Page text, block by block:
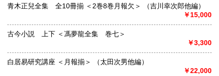
青木正兒全集 全10冊揃 ＜2巻8巻月報欠＞ （吉川幸次郎他編）
￥15,000
古今小説 上下 ＜馮夢龍全集 巻七＞
￥3,300
白居易研究講座 ＜月報揃＞ （太田次男他編）
￥22,000